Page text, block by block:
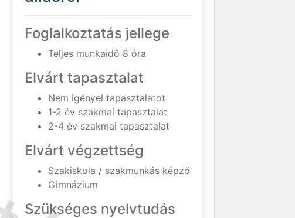
Foglalkoztatás jellege
Teljes munkaidő 8 óra
Elvárt tapasztalat
Nem igényel tapasztalatot
1-2 év szakmai tapasztalat
2-4 év szakmai tapasztalat
Elvárt végzettség
Szakiskola / szakmunkás képző
Gimnázium
Szükséges nyelvtudás